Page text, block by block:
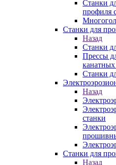
Станки
профиля
Станки для
Назад
Станки
Прессы
канатных
Станки
Назад
станки
Станки для
Назад